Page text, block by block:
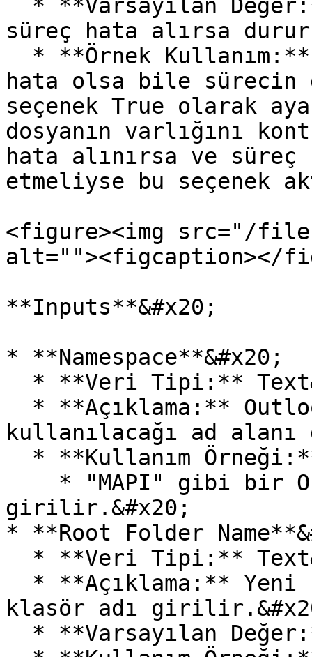
süreç hata alırsa
hata olsa bile sürecin
seçenek True olarak
dosyanın varlığını
hata alınırsa ve süreç
etmeliyse bu seçenek
<figure><img src="/files/
alt=""><figcaption></
**Inputs**&#x20;
* **Namespace**&#x20;
kullanılacağı ad
girilir.&#x20;
* **Root Folder
klasör adı